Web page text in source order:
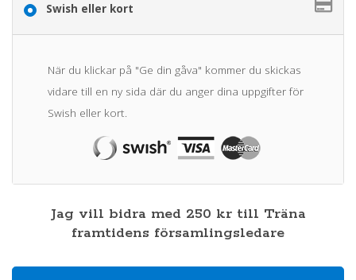
Swish eller kort
När du klickar på "Ge din gåva" kommer du skickas
vidare till en ny sida där du anger dina uppgifter för
Swish eller kort.
Jag vill bidra med 250 krtill Träna
framtidens församlingsledare